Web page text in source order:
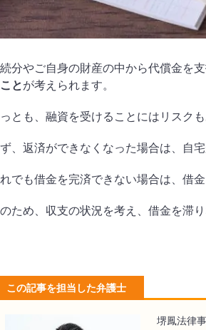
分やご自身の財産の中から代償金を
とが考えられます。
とも、融資を受けることにはリスクも
、返済ができなくなった場合は、自
でも借金を完済できない場合は、借
ため、収支の状況を考え、借金を滞
この記事を担当した弁護士
堺鳳法律